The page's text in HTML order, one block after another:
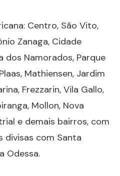
Centro, São Vito,
Zanaga, Cidade
dos Namorados, Parque
Mathiensen, Jardim
Frezzarin, Vila Gallo,
Mollon, Nova
e demais bairros, com
divisas com Santa
Odessa.